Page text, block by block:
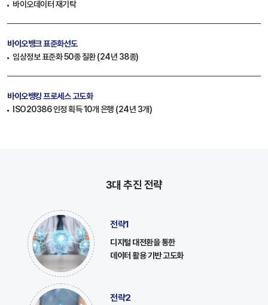
바이오데이터 재기탁
바이오뱅크 표준화선도
임상정보 표준화 50종 질환 (24년 38종)
바이오뱅킹 프로세스 고도화
ISO20386 인정 획득 10개 은행 (24년 3개)
3대 추진 전략
전략1
디지털 대전환을 통한
데이터 활용 기반 고도화
전략2